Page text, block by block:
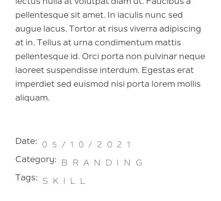
lectus nulla at volutpat diam ut. Faucibus a
pellentesque sit amet. In iaculis nunc sed
augue lacus. Tortor at risus viverra adipiscing
at in. Tellus at urna condimentum mattis
pellentesque id. Orci porta non pulvinar neque
laoreet suspendisse interdum. Egestas erat
imperdiet sed euismod nisi porta lorem mollis
aliquam.
Date:
05/10/2021
Category:
BRANDING
Tags:
SKILL